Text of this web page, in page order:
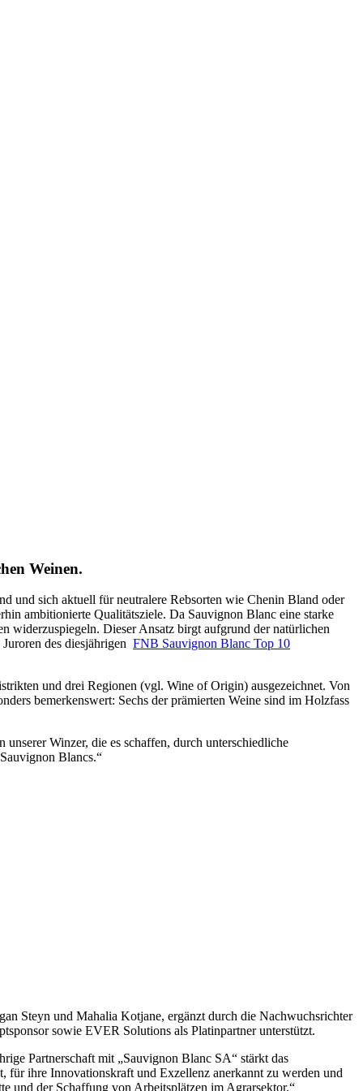
Weinen.
und sich aktuell für neutralere Rebsorten wie Chenin Bland oder
ambitionierte Qualitätsziele. Da Sauvignon Blanc eine starke
widerzuspiegeln. Dieser Ansatz birgt aufgrund der natürlichen
des diesjährigen FNB Sauvignon Blanc Top 10
und drei Regionen (vgl. Wine of Origin) ausgezeichnet. Von
bemerkenswert: Sechs der prämierten Weine sind im Holzfass
Winzer, die es schaffen, durch unterschiedliche
Blancs.“
Steyn und Mahalia Kotjane, ergänzt durch die Nachwuchsrichter
sowie EVER Solutions als Platinpartner unterstützt.
Partnerschaft mit „Sauvignon Blanc SA“ stärkt das
ihre Innovationskraft und Exzellenz anerkannt zu werden und
und der Schaffung von Arbeitsplätzen im Agrarsektor.“